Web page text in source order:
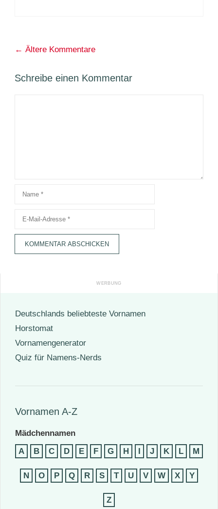
Kommentarnavigation
← Ältere Kommentare
Schreibe einen Kommentar
Name
Adresse
Deutschlands beliebteste Vornamen
Horstomat
Vornamengenerator
Quiz für Namens-Nerds
Vornamen A-Z
Mädchennamen
A
B C D E F G H I J K L M
N O P Q R S T U V W X Y
Z